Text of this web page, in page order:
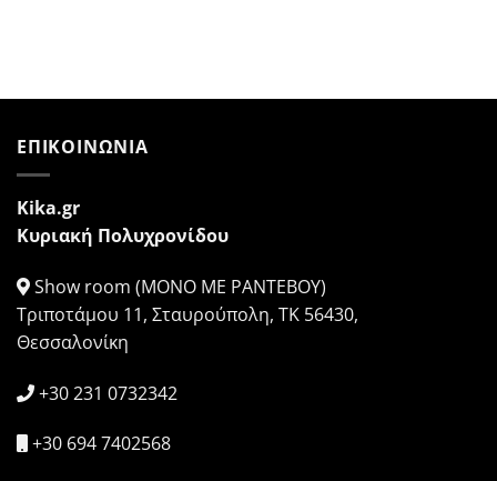
ΕΠΙΚΟΙΝΩΝΙΑ
Kika.gr
Κυριακή Πολυχρονίδου
Show room (ΜΟΝΟ ΜΕ ΡΑΝΤΕΒΟΥ)
Τριποτάμου 11, Σταυρούπολη, ΤΚ 56430,
Θεσσαλονίκη
+30 231 0732342
+30 694 7402568